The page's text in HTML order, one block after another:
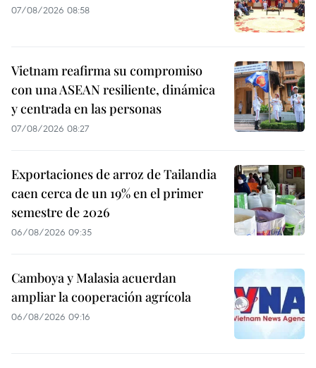
07/08/2026 08:58
Vietnam reafirma su compromiso
con una ASEAN resiliente, dinámica
y centrada en las personas
07/08/2026 08:27
Exportaciones de arroz de Tailandia
caen cerca de un 19% en el primer
semestre de 2026
06/08/2026 09:35
Camboya y Malasia acuerdan
ampliar la cooperación agrícola
06/08/2026 09:16